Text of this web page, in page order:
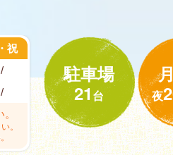
祝
/
/
。
駐車場
21 台 夜